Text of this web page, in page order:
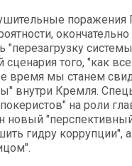
поражения
"перезагрузку
сценария того, "как
время мы станем
внутри Кремля.
на роли
новый
гидру коррупции",